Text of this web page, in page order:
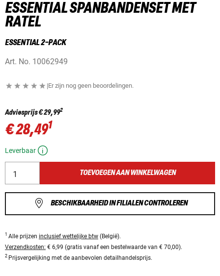
ESSENTIAL SPANBANDENSET MET
RATEL
ESSENTIAL 2-PACK
Art. No. 10062949
|Er zijn nog geen beoordelingen.
Adviesprijs€ 29,992
€ 28,491
Leverbaar
TOEVOEGEN AAN WINKELWAGEN
BESCHIKBAARHEID IN FILIALEN CONTROLEREN
1 Alle prijzen inclusief wettelijke btw (België).
Verzendkosten: € 6,99 (gratis vanaf een bestelwaarde van € 70,00).
2 Prijsvergelijking met de aanbevolen detailhandelsprijs.